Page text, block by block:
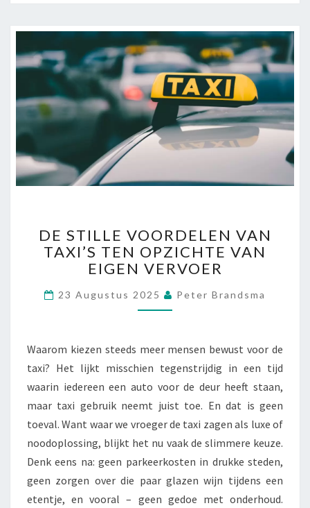
E
M
E
N
T
M
A
A
K
T
E
K
T
E
S
T
L
L
O
R
D
E
L
E
N
V
A
DE STILLE VOORDELEN VAN
TAXI’S TEN OPZICHTE VAN
EIGEN VERVOER
23 Augustus 2025 Peter Brandsma
Waarom kiezen steeds meer mensen bewust voor de
taxi? Het lijkt misschien tegenstrijdig in een tijd
waarin iedereen een auto voor de deur heeft staan,
maar taxi gebruik neemt juist toe. En dat is geen
toeval. Want waar we vroeger de taxi zagen als luxe of
noodoplossing, blijkt het nu vaak de slimmere keuze.
Denk eens na: geen parkeerkosten in drukke steden,
geen zorgen over die paar glazen wijn tijdens een
etentje, en vooral – geen gedoe met onderhoud.